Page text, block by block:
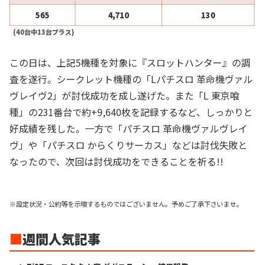
565
4,710 130
(40台中13台プラス)
この日は、上記5機種を対象に『スロットハンター』の調
査を遂行。シークレット機種の「Lパチスロ 革命機ヴァル
ヴレイヴ2」が討伐成功を成し遂げた。また「L 東京喰
種」の231番台で約+9,640枚を記録するなど、しっかりと
好成績を残した。一方で「パチスロ 革命機ヴァルヴレイ
ヴ」や「パチスロ からくりサーカス」などは討伐失敗と
なったので、次回は討伐成功をできることを祈る!!
※設定状況・公約等を示唆するものではございません。予めご了承下さいませ。
■週間人気記事